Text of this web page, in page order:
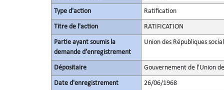
Type d'action Ratification
Titre de l'action RATIFICATION
Partie ayant soumis la
demande d’enregistrement
Union des Républiques
Dépositaire Gouvernement de l'Union
Date d'enregistrement 26/06/1968